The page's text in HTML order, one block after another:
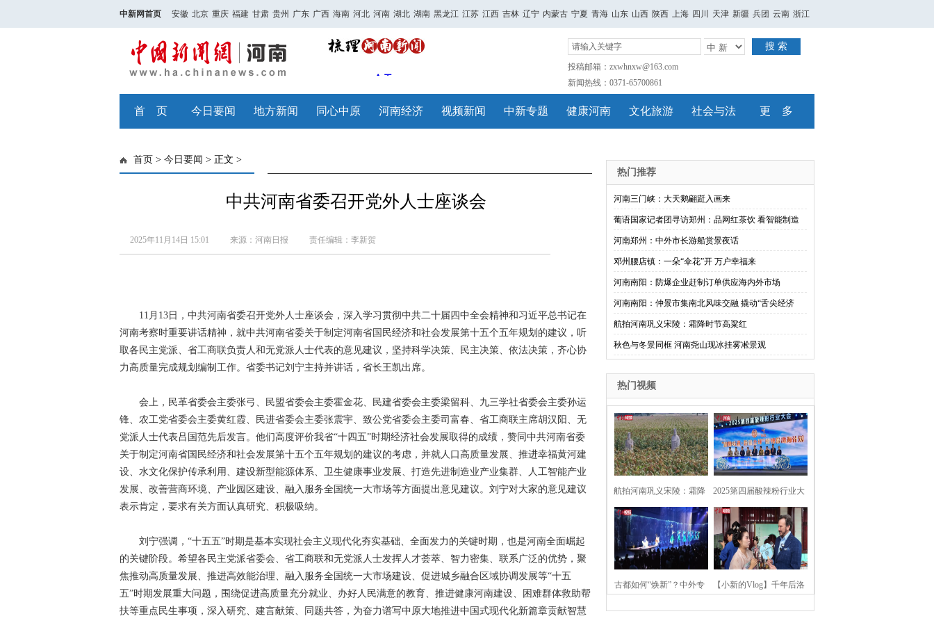
中新网首页 安徽 北京 重庆 福建 甘肃 贵州 广东 广西 海南 河北 河南 湖北 湖南 黑龙江 江苏 江西 吉林 辽宁 内蒙古 宁夏 青海 山东 山西 陕西 上海 四川 天津 新疆 兵团 云南 浙江
搜 索
投稿邮箱：zxwhnxw@163.com
新闻热线：0371-65700861
首 页 今日要闻 地方新闻 同心中原 河南经济 视频新闻 中新专题 健康河南 文化旅游 社会与法 更 多
首页 > 今日要闻 > 正文 >
中共河南省委召开党外人士座谈会
2025年11月14日 15:01 来源：河南日报 责任编辑：李新贺
11月13日，中共河南省委召开党外人士座谈会，深入学习贯彻中共二十届四中全会精神和习近平总书记在
河南考察时重要讲话精神，就中共河南省委关于制定河南省国民经济和社会发展第十五个五年规划的建议，听
取各民主党派、省工商联负责人和无党派人士代表的意见建议，坚持科学决策、民主决策、依法决策，齐心协
力高质量完成规划编制工作。省委书记刘宁主持并讲话，省长王凯出席。
会上，民革省委会主委张弓、民盟省委会主委霍金花、民建省委会主委梁留科、九三学社省委会主委孙运
锋、农工党省委会主委黄红霞、民进省委会主委张震宇、致公党省委会主委司富春、省工商联主席胡汉阳、无
党派人士代表吕国范先后发言。他们高度评价我省“十四五”时期经济社会发展取得的成绩，赞同中共河南省委
关于制定河南省国民经济和社会发展第十五个五年规划的建议的考虑，并就人口高质量发展、推进幸福黄河建
设、水文化保护传承利用、建设新型能源体系、卫生健康事业发展、打造先进制造业产业集群、人工智能产业
发展、改善营商环境、产业园区建设、融入服务全国统一大市场等方面提出意见建议。刘宁对大家的意见建议
表示肯定，要求有关方面认真研究、积极吸纳。
刘宁强调，“十五五”时期是基本实现社会主义现代化夯实基础、全面发力的关键时期，也是河南全面崛起
的关键阶段。希望各民主党派省委会、省工商联和无党派人士发挥人才荟萃、智力密集、联系广泛的优势，聚
焦推动高质量发展、推进高效能治理、融入服务全国统一大市场建设、促进城乡融合区域协调发展等“十五
五”时期发展重大问题，围绕促进高质量充分就业、办好人民满意的教育、推进健康河南建设、困难群体救助帮
扶等重点民生事项，深入研究、建言献策、同题共答，为奋力谱写中原大地推进中国式现代化新篇章贡献智慧
热门推荐
河南三门峡：大天鹅翩跹入画来
葡语国家记者团寻访郑州：品网红茶饮 看智能制造
河南郑州：中外市长游船赏景夜话
邓州腰店镇：一朵“伞花”开 万户幸福来
河南南阳：防爆企业赶制订单供应海内外市场
河南南阳：仲景市集南北风味交融 撬动“舌尖经济
航拍河南巩义宋陵：霜降时节高粱红
秋色与冬景同框 河南尧山现冰挂雾凇景观
热门视频
航拍河南巩义宋陵：霜降
时节高粱红
2025第四届酸辣粉行业大
会在河南开封举行
古都如何“焕新”？中外专 【小新的Vlog】千年后洛